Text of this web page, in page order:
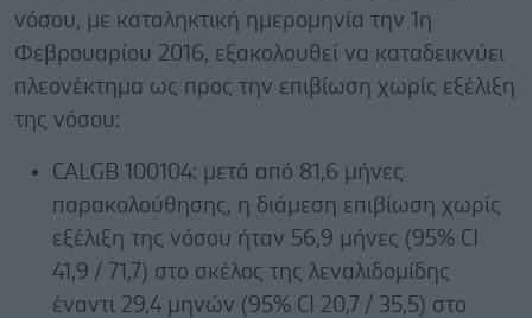
νόσου, με καταληκτική ημερομηνία την 1η
Φεβρουαρίου 2016, εξακολουθεί να καταδεικνύει
πλεονέκτημα ως προς την επιβίωση χωρίς εξέλιξη
της νόσου:
CALGB 100104: μετά από 81,6 μήνες
παρακολούθησης, η διάμεση επιβίωση χωρίς
εξέλιξη της νόσου ήταν 56,9 μήνες (95% CI
41,9 / 71,7) στο σκέλος της λεναλιδομίδης
έναντι 29,4 μηνών (95% CI 20,7 / 35,5) στο